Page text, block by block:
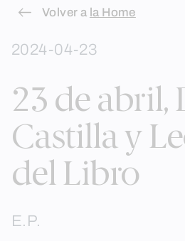
Skip
content
Volver a la Home
2024-04-23
23 de abril,
Castilla y
del Libro
E.P.